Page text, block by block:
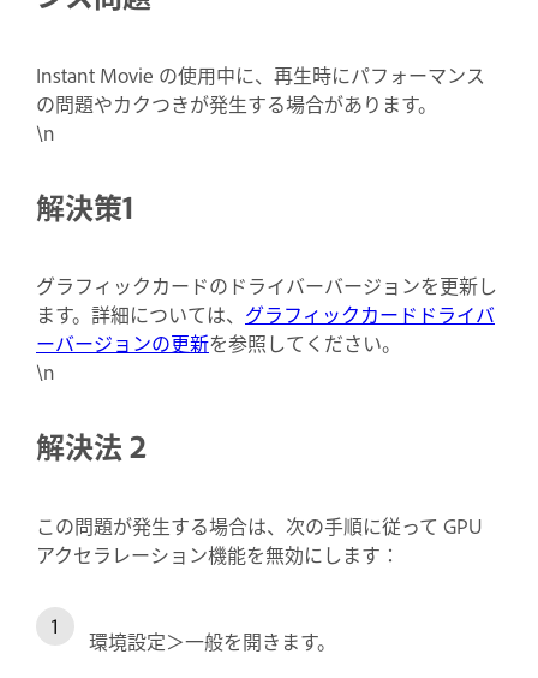
Instant Movie の使用中に、再生時にパフォーマンス
の問題やカクつきが発生する場合があります。
\n
解決策1
グラフィックカードのドライバーバージョンを更新し
ます。詳細については、 グラフィックカードドライバ
ーバージョンの更新を参照してください。
\n
解決法 2
この問題が発生する場合は、次の手順に従って GPU
アクセラレーション機能を無効にします：
環境設定＞一般を開きます。